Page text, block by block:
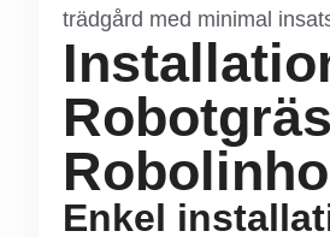
trädgård med minimal
Enkel